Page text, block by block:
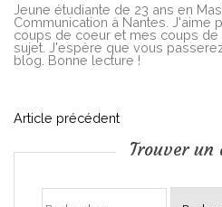
Jeune étudiante de 23 ans en
Communication à Nantes. J'aime
coups de coeur et mes coups
sujet. J'espère que vous
blog. Bonne lecture !
N
Article précédent
Trouver
Rechercher :